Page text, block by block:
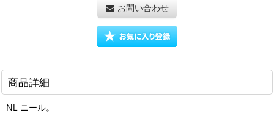
お問い合わせ
商品詳細
NL ニール。